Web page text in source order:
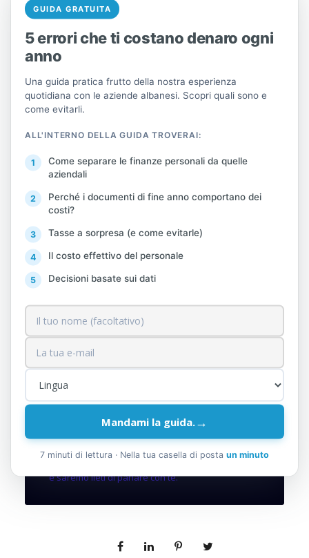
passate hanno costruito un futuro
migliore per noi, anche noi dobbiamo
lavorare insieme per un'Albania sviluppata,
Festeggiamo con orgoglio e
lasciamoci ispirare dalla nostra
storia per continuare a costruire un
futuro radioso per le generazioni a
venire.
Indice
Hai qualche domanda?
Hai qualche domanda?
contattarci. Siamo un team di esperti
e saremo lieti di parlare con te.
GUIDA GRATUITA
5 errori che ti costano denaro ogni
anno
Una guida pratica frutto della nostra esperienza
quotidiana con le aziende albanesi. Scopri quali sono e
come evitarli.
ALL'INTERNO DELLA GUIDA TROVERAI:
Come separare le finanze personali da quelle
aziendali
Perché i documenti di fine anno comportano dei
costi?
Tasse a sorpresa (e come evitarle)
Il costo effettivo del personale
Decisioni basate sui dati
Mandami la guida.→
7 minuti di lettura · Nella tua casella di posta un minuto